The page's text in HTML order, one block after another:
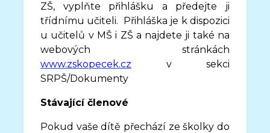
ZŠ, vyplňte přihlášku a předejte ji
třídnímu učiteli. Přihláška je k dispozici
u učitelů v MŠ i ZŠ a najdete ji také na
webových stránkách
www.zskopecek.cz v sekci
SRPŠ/Dokumenty
Stávající členové
Pokud vaše dítě přechází ze školky do